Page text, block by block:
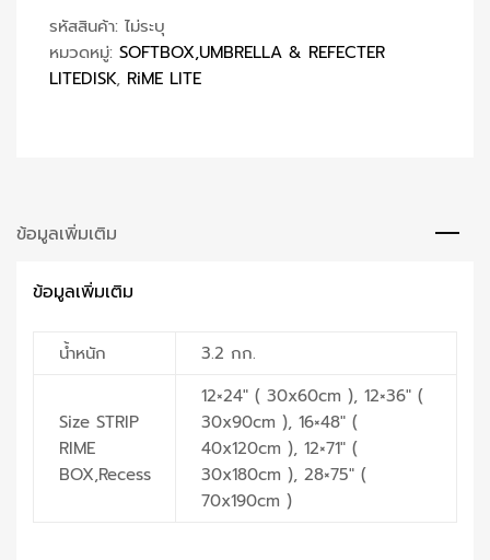
รหัสสินค้า: ไม่ระบุ
หมวดหมู่: SOFTBOX,UMBRELLA & REFECTER
LITEDISK, RiME LITE
ข้อมูลเพิ่มเติม
ข้อมูลเพิ่มเติม
น้ำหนัก 3.2 กก.
Size STRIP
RIME
BOX,Recess
12×24" ( 30x60cm ), 12×36" (
30x90cm ), 16×48" (
40x120cm ), 12×71" (
30x180cm ), 28×75" (
70x190cm )